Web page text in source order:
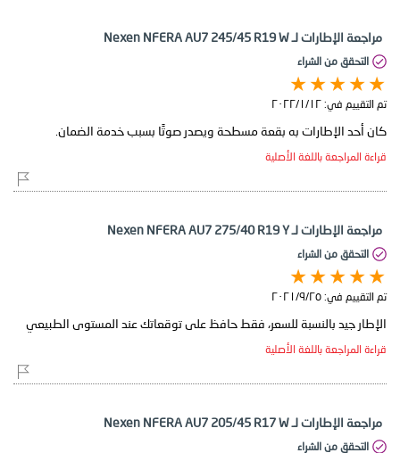
مراجعة الإطارات لـ Nexen NFERA AU7 245/45 R19 W
التحقق من الشراء
تم التقييم في: ١٢‏/١‏/٢٠٢٢
كان أحد الإطارات به بقعة مسطحة ويصدر صوتًا بسبب خدمة الضمان.
قراءة المراجعة باللغة الأصلية
مراجعة الإطارات لـ Nexen NFERA AU7 275/40 R19 Y
التحقق من الشراء
تم التقييم في: ٢٥‏/٩‏/٢٠٢١
الإطار جيد بالنسبة للسعر، فقط حافظ على توقعاتك عند المستوى الطبيعي
قراءة المراجعة باللغة الأصلية
مراجعة الإطارات لـ Nexen NFERA AU7 205/45 R17 W
التحقق من الشراء